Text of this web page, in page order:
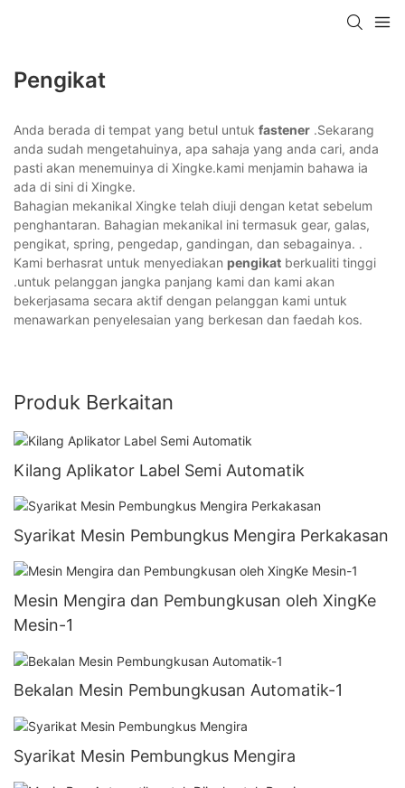
Pengikat
Anda berada di tempat yang betul untuk fastener .Sekarang
anda sudah mengetahuinya, apa sahaja yang anda cari, anda
pasti akan menemuinya di Xingke.kami menjamin bahawa ia
ada di sini di Xingke.
Bahagian mekanikal Xingke telah diuji dengan ketat sebelum
penghantaran. Bahagian mekanikal ini termasuk gear, galas,
pengikat, spring, pengedap, gandingan, dan sebagainya. .
Kami berhasrat untuk menyediakan pengikat berkualiti tinggi
.untuk pelanggan jangka panjang kami dan kami akan
bekerjasama secara aktif dengan pelanggan kami untuk
menawarkan penyelesaian yang berkesan dan faedah kos.
Produk Berkaitan
Kilang Aplikator Label Semi Automatik
Syarikat Mesin Pembungkus Mengira Perkakasan
Mesin Mengira dan Pembungkusan oleh XingKe
Mesin-1
Bekalan Mesin Pembungkusan Automatik-1
Syarikat Mesin Pembungkus Mengira